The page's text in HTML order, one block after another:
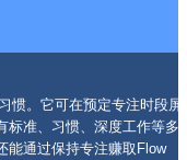
惯。它可在预定专注时段屏
标准、习惯、深度工作等多
能通过保持专注赚取Flow